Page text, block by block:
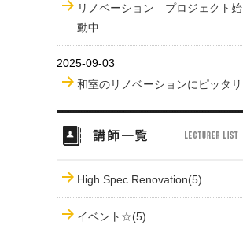
リノベーション プロジェクト始
動中
2025-09-03
和室のリノベーションにピッタリ
High Spec Renovation(5)
イベント☆(5)